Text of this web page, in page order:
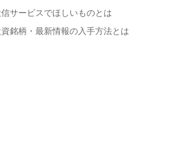
信サービスでほしいものとは
資銘柄・最新情報の入手方法とは